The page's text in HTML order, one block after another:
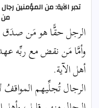
تدبر الآية: من المؤمنين
الرجل حقًّا هو مَن صدَق
وأمَّا مَن نقض مع ربِّه
أهل الآية.
الرجال تُجلِّيهم المواقفُ